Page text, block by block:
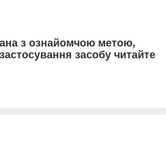
з ознайомчою метою,
засобу читайте